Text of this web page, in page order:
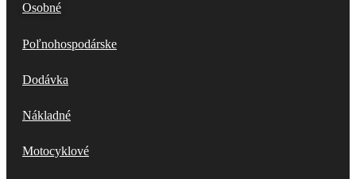
Osobné
Poľnohospodárske
Dodávka
Nákladné
Motocyklové